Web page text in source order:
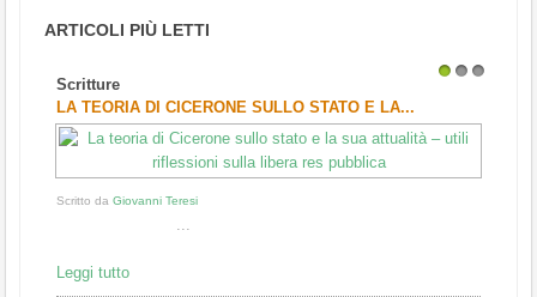
ARTICOLI PIÙ LETTI
Scritture
LA TEORIA DI CICERONE SULLO STATO E LA...
Scritto da Giovanni Teresi
...
Leggi tutto